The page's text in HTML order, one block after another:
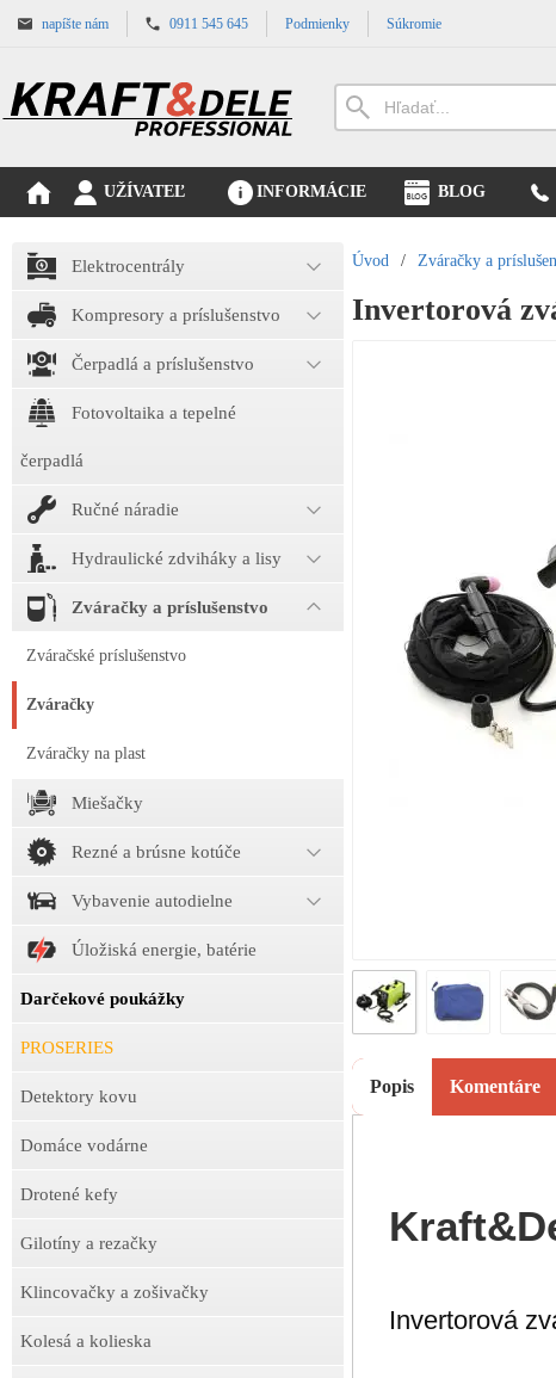
napíšte nám 0911 545 645 Podmienky Súkromie
UŽÍVATEĽ INFORMÁCIE BLOG
Elektrocentrály
Kompresory a príslušenstvo
Čerpadlá a príslušenstvo
Fotovoltaika a tepelné
čerpadlá
Ručné náradie
Hydraulické zdviháky a lisy
Zváračky a príslušenstvo
Zváračské príslušenstvo
Zváračky
Zváračky na plast
Miešačky
Rezné a brúsne kotúče
Vybavenie autodielne
Úložiská energie, batérie
Darčekové poukážky
PROSERIES
Detektory kovu
Domáce vodárne
Drotené kefy
Gilotíny a rezačky
Klincovačky a zošivačky
Kolesá a kolieska
Úvod / Zváračky a
Invertorová
Popis Komentáre
Invertorová